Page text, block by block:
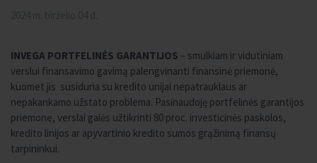
INVEGA PORTFELINĖS GARANTIJOS – smulkiam ir vidutiniam
verslui finansavimo gavimą palengvinanti finansinė priemonė,
kuomet jis susiduria su kredito unijai nepatrauklaus ar
nepakankamo užstato problema. Pasinaudoję portfelinės garantijos
priemone, verslai galės užtikrinti 80 proc. investicinės paskolos,
kredito linijos ar apyvartinio kredito sumos grąžinimą finansų
tarpininkui.